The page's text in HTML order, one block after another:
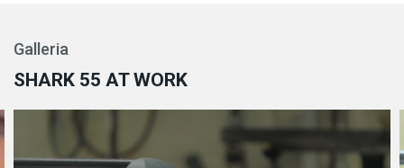
Galleria
SHARK 55 AT WORK